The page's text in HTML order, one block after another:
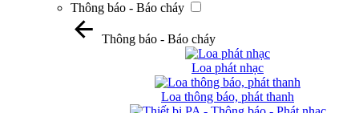
Thông báo - Báo cháy
Thông báo - Báo cháy
Loa phát nhạc
Loa thông báo, phát thanh